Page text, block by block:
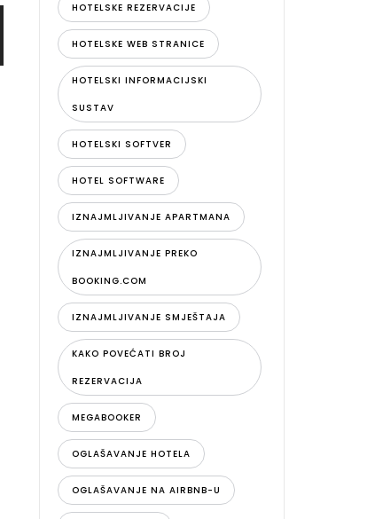
HOTELSKE REZERVACIJE
HOTELSKE WEB STRANICE
HOTELSKI INFORMACIJSKI
SUSTAV
HOTELSKI SOFTVER
HOTEL SOFTWARE
IZNAJMLJIVANJE APARTMANA
IZNAJMLJIVANJE PREKO
BOOKING.COM
IZNAJMLJIVANJE SMJEŠTAJA
KAKO POVEĆATI BROJ
REZERVACIJA
MEGABOOKER
OGLAŠAVANJE HOTELA
OGLAŠAVANJE NA AIRBNB-U